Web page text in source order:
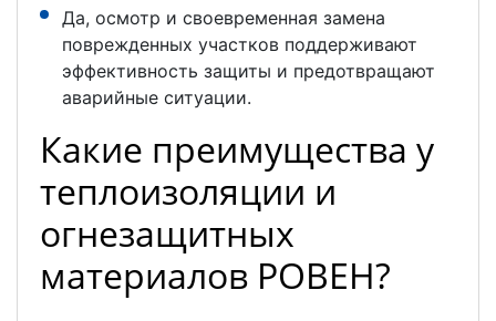
Да, осмотр и своевременная замена
поврежденных участков поддерживают
эффективность защиты и предотвращают
аварийные ситуации.
Какие преимущества у
теплоизоляции и
огнезащитных
материалов РОВЕН?